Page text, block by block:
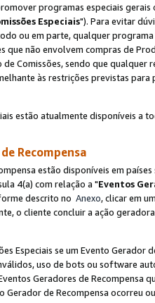
programas especiais
Especiais"). Para evitar
ou em parte, qualquer
que não envolvem compras de
de Comissões, sendo que
às restrições previstas
estão atualmente disponíveis a
Recompensa
estão disponíveis em
4(a) com relação a "Eventos
descrito no Anexo, clicar em
o cliente concluir a ação
Especiais se um Evento
uso de bots ou software
Geradores de Recompensa
Gerador de Recompensa ocorreu